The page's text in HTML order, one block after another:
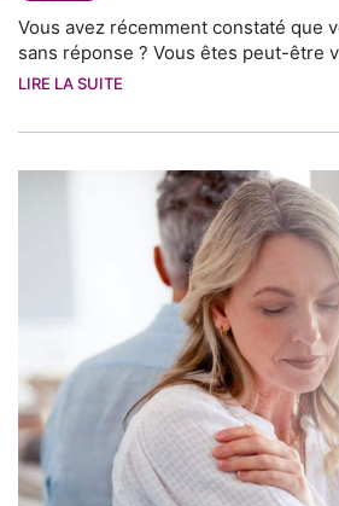
Vous avez récemment constaté que
sans réponse ? Vous êtes peut-être
LIRE LA SUITE